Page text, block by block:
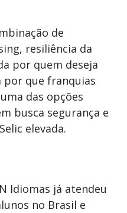
de
resiliência da
por quem deseja
por que franquias
das opções
busca segurança e
elevada.
Idiomas já atendeu
no Brasil e